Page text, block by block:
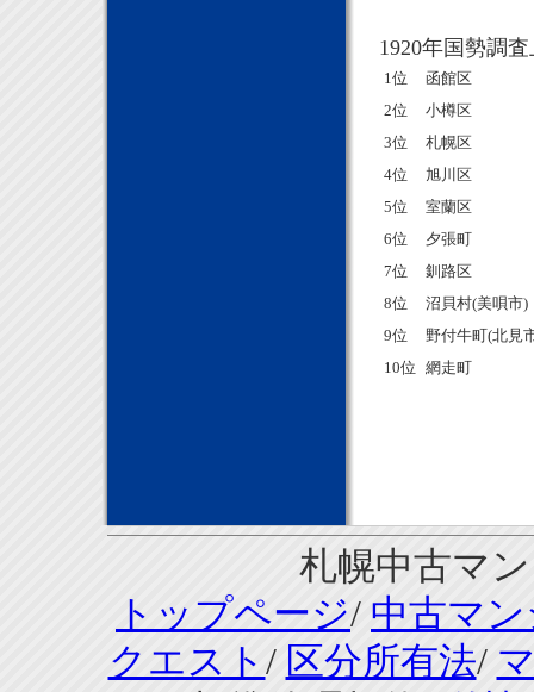
1920年国勢調
1位
函館区
2位
小樽区
3位
札幌区
4位
旭川区
5位
室蘭区
6位
夕張町
7位
釧路区
8位
沼貝村(美唄市)
9位
野付牛町(北見
10位 網走町
札幌中古マ
トップページ/ 中古マ
クエスト / 区分所有法/